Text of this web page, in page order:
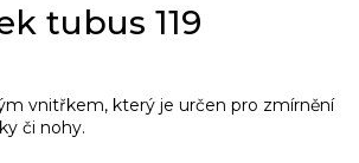
tubus 119
vnitřkem, který je určen pro zmírnění
či nohy.